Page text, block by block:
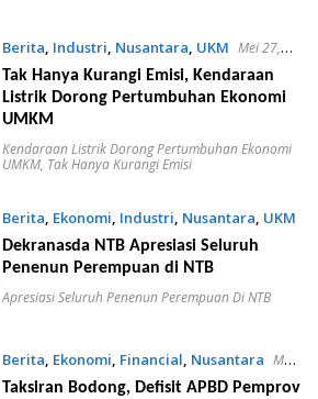
Berita, Industri, Nusantara, UKM Mei 27,
2023
Tak Hanya Kurangi Emisi, Kendaraan
Listrik Dorong Pertumbuhan Ekonomi
UMKM
Kendaraan Listrik Dorong Pertumbuhan Ekonomi
UMKM, Tak Hanya Kurangi Emisi
Berita, Ekonomi, Industri, Nusantara, UKM
Mei 27, 2023
Dekranasda NTB Apresiasi Seluruh
Penenun Perempuan di NTB
Apresiasi Seluruh Penenun Perempuan Di NTB
Berita, Ekonomi, Financial, Nusantara Mei
27, 2023
Taksiran Bodong, Defisit APBD Pemprov